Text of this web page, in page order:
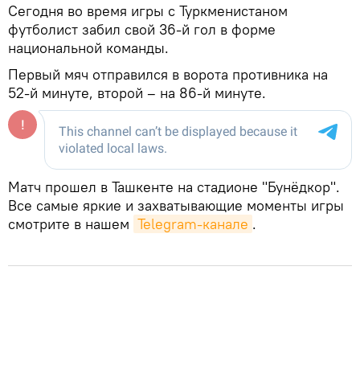
Сегодня во время игры с Туркменистаном
футболист забил свой 36-й гол в форме
национальной команды.
Первый мяч отправился в ворота противника на
52-й минуте, второй – на 86-й минуте.
Матч прошел в Ташкенте на стадионе "Бунёдкор".
Все самые яркие и захватывающие моменты игры
смотрите в нашем Telegram-канале .